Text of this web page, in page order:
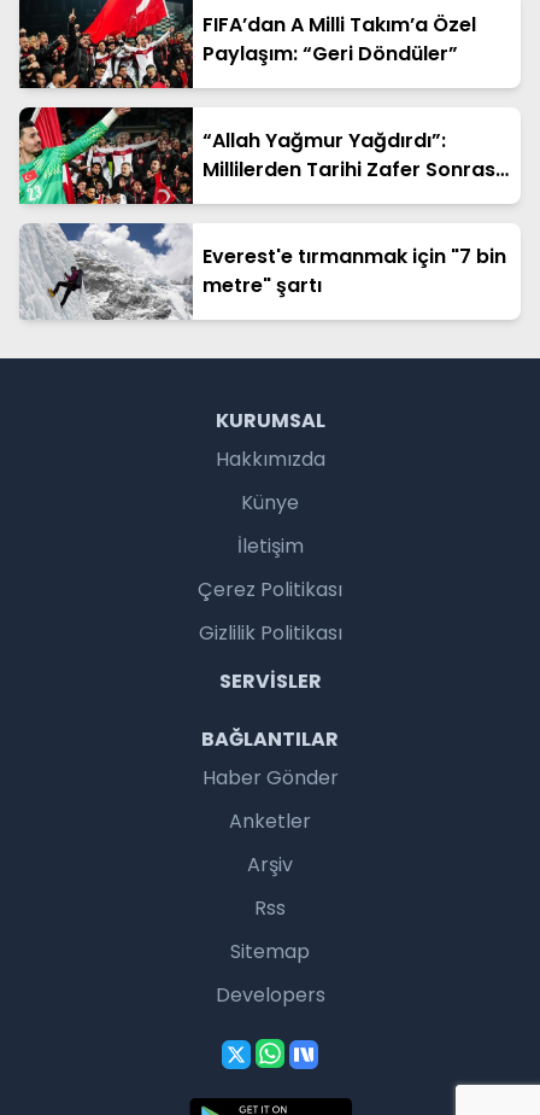
FIFA’dan A Milli Takım’a Özel
Paylaşım: “Geri Döndüler”
“Allah Yağmur Yağdırdı”:
Millilerden Tarihi Zafer Sonrası
Duygusal Sözler
Everest'e tırmanmak için "7 bin
metre" şartı
KURUMSAL
Hakkımızda
Künye
İletişim
Çerez Politikası
Gizlilik Politikası
SERVISLER
BAĞLANTILAR
Haber Gönder
Anketler
Arşiv
Rss
Sitemap
Developers